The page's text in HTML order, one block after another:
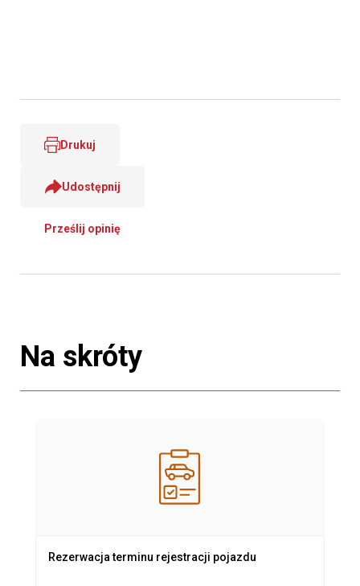
Drukuj
Udostępnij
Prześlij opinię
Na skróty
Rezerwacja terminu rejestracji pojazdu